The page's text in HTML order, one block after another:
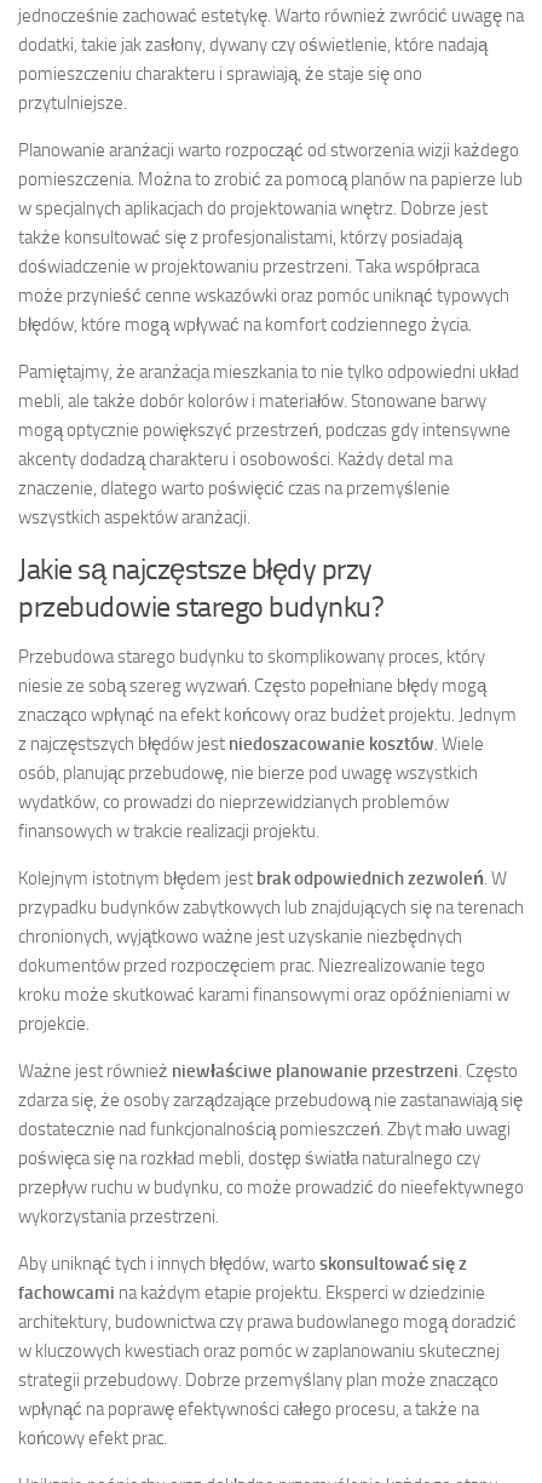
jednocześnie zachować estetykę. Warto również zwrócić uwagę na
dodatki, takie jak zasłony, dywany czy oświetlenie, które nadają
pomieszczeniu charakteru i sprawiają, że staje się ono
przytulniejsze.
Planowanie aranżacji warto rozpocząć od stworzenia wizji każdego
pomieszczenia. Można to zrobić za pomocą planów na papierze lub
w specjalnych aplikacjach do projektowania wnętrz. Dobrze jest
także konsultować się z profesjonalistami, którzy posiadają
doświadczenie w projektowaniu przestrzeni. Taka współpraca
może przynieść cenne wskazówki oraz pomóc uniknąć typowych
błędów, które mogą wpływać na komfort codziennego życia.
Pamiętajmy, że aranżacja mieszkania to nie tylko odpowiedni układ
mebli, ale także dobór kolorów i materiałów. Stonowane barwy
mogą optycznie powiększyć przestrzeń, podczas gdy intensywne
akcenty dodadzą charakteru i osobowości. Każdy detal ma
znaczenie, dlatego warto poświęcić czas na przemyślenie
wszystkich aspektów aranżacji.
Jakie są najczęstsze błędy przy
przebudowie starego budynku?
Przebudowa starego budynku to skomplikowany proces, który
niesie ze sobą szereg wyzwań. Często popełniane błędy mogą
znacząco wpłynąć na efekt końcowy oraz budżet projektu. Jednym
z najczęstszych błędów jest niedoszacowanie kosztów. Wiele
osób, planując przebudowę, nie bierze pod uwagę wszystkich
wydatków, co prowadzi do nieprzewidzianych problemów
finansowych w trakcie realizacji projektu.
Kolejnym istotnym błędem jest brak odpowiednich zezwoleń. W
przypadku budynków zabytkowych lub znajdujących się na terenach
chronionych, wyjątkowo ważne jest uzyskanie niezbędnych
dokumentów przed rozpoczęciem prac. Niezrealizowanie tego
kroku może skutkować karami finansowymi oraz opóźnieniami w
projekcie.
Ważne jest również niewłaściwe planowanie przestrzeni. Często
zdarza się, że osoby zarządzające przebudową nie zastanawiają się
dostatecznie nad funkcjonalnością pomieszczeń. Zbyt mało uwagi
poświęca się na rozkład mebli, dostęp światła naturalnego czy
przepływ ruchu w budynku, co może prowadzić do nieefektywnego
wykorzystania przestrzeni.
Aby uniknąć tych i innych błędów, warto skonsultować się z
fachowcami na każdym etapie projektu. Eksperci w dziedzinie
architektury, budownictwa czy prawa budowlanego mogą doradzić
w kluczowych kwestiach oraz pomóc w zaplanowaniu skutecznej
strategii przebudowy. Dobrze przemyślany plan może znacząco
wpłynąć na poprawę efektywności całego procesu, a także na
końcowy efekt prac.